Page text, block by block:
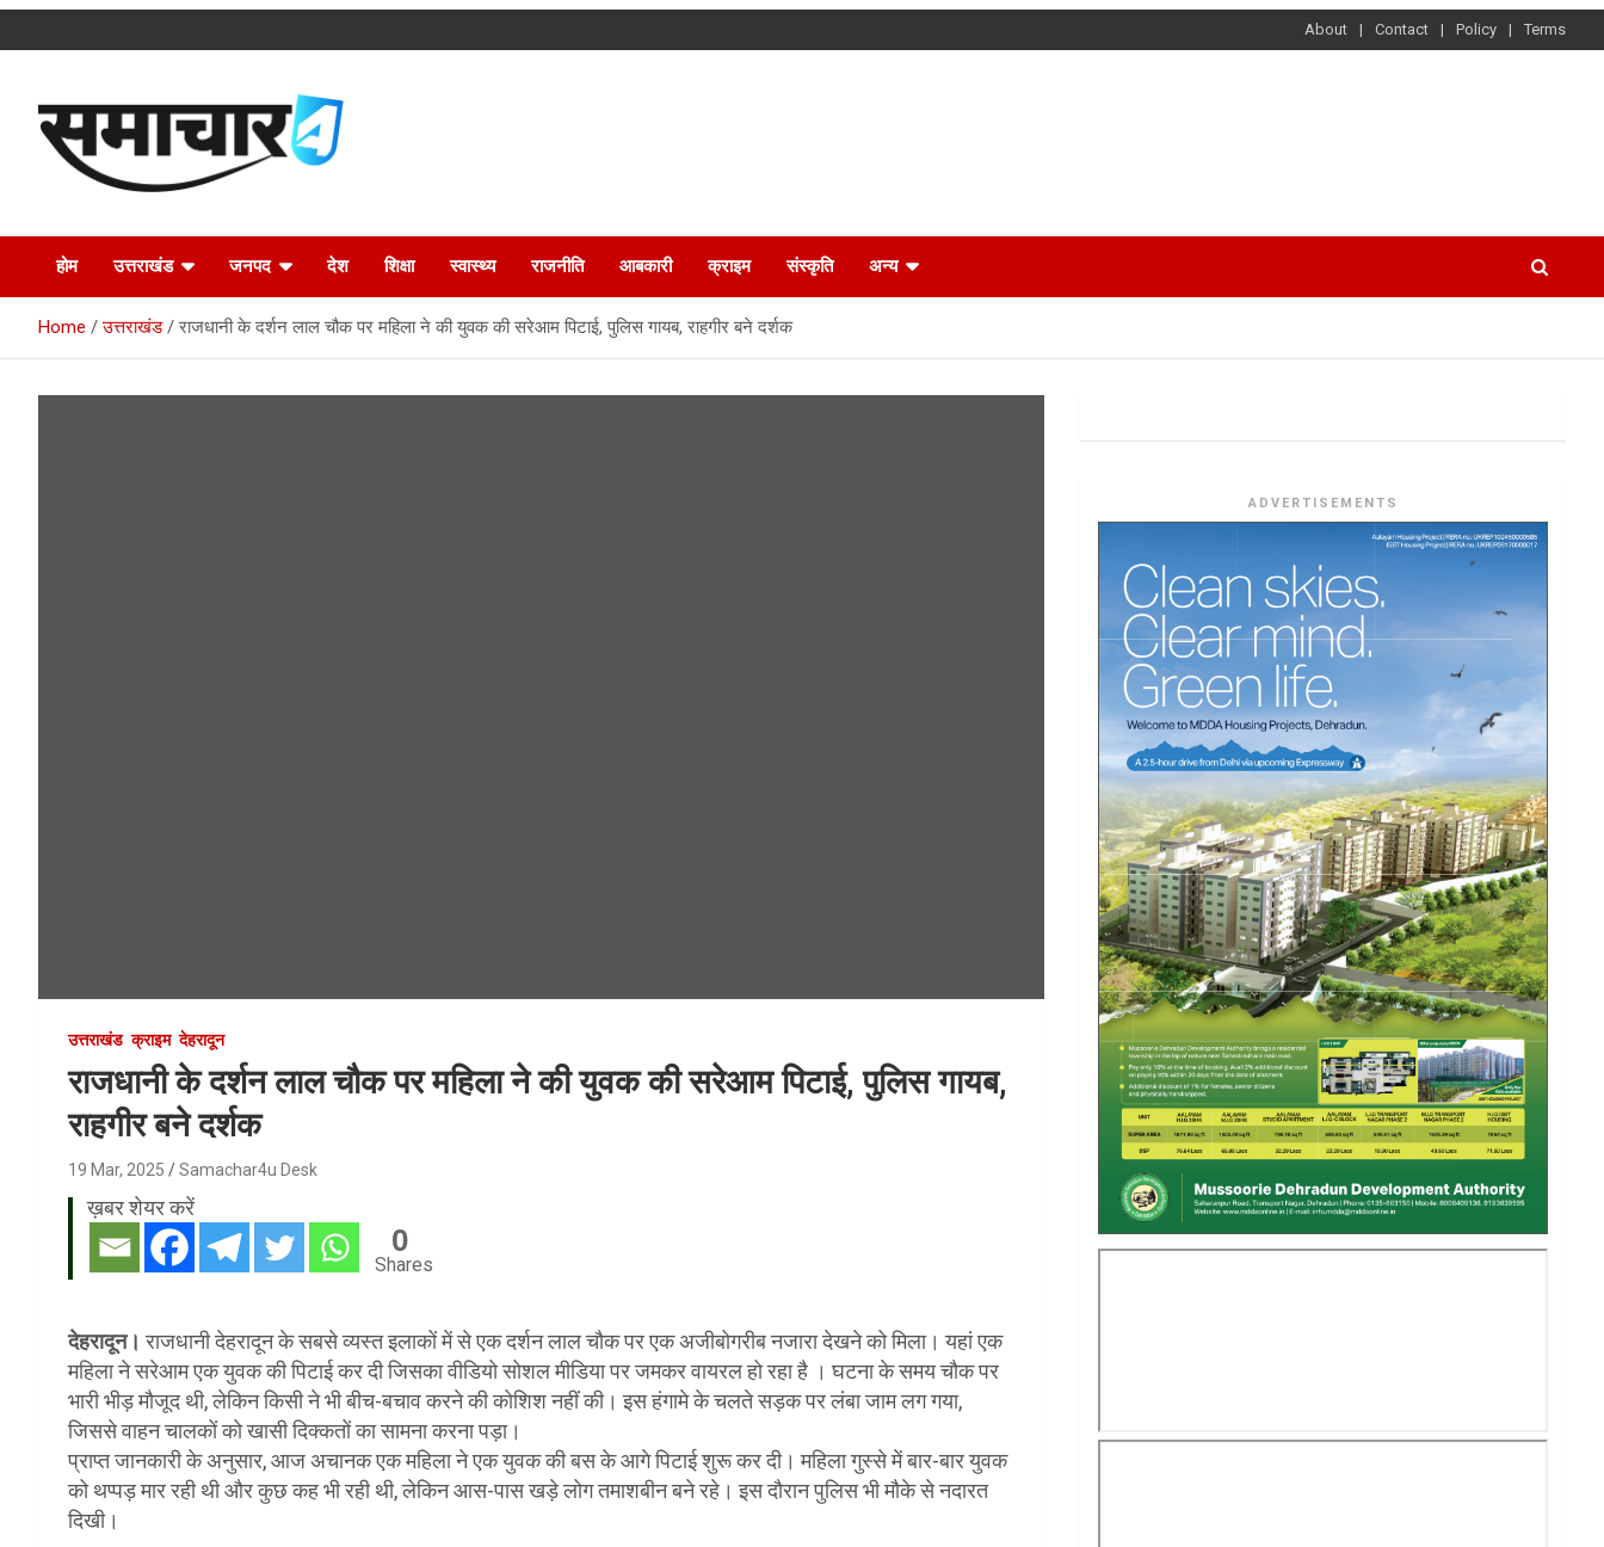
to
About Contact Policy Terms
Samachar4u
होम उत्तराखंड जनपद देश शिक्षा स्वास्थ्य राजनीति आबकारी क्राइम संस्कृति अन्य
Home उत्तराखंड राजधानी के दर्शन लाल चौक पर महिला ने की युवक की सरेआम पिटाई, पुलिस गायब, राहगीर बने दर्शक
उत्तराखंड क्राइम देहरादून
राजधानी के दर्शन लाल चौक पर महिला ने की युवक की सरेआम पिटाई, पुलिस गायब,
राहगीर बने दर्शक
19 Mar, 2025 Samachar4u Desk
ख़बर शेयर करें
0
Shares
देहरादून। राजधानी देहरादून के सबसे व्यस्त इलाकों में से एक दर्शन लाल चौक पर एक अजीबोगरीब नजारा देखने को मिला। यहां एक
महिला ने सरेआम एक युवक की पिटाई कर दी जिसका वीडियो सोशल मीडिया पर जमकर वायरल हो रहा है । घटना के समय चौक पर
भारी भीड़ मौजूद थी, लेकिन किसी ने भी बीच-बचाव करने की कोशिश नहीं की। इस हंगामे के चलते सड़क पर लंबा जाम लग गया,
जिससे वाहन चालकों को खासी दिक्कतों का सामना करना पड़ा।
प्राप्त जानकारी के अनुसार, आज अचानक एक महिला ने एक युवक की बस के आगे पिटाई शुरू कर दी। महिला गुस्से में बार-बार युवक
को थप्पड़ मार रही थी और कुछ कह भी रही थी, लेकिन आस-पास खड़े लोग तमाशबीन बने रहे। इस दौरान पुलिस भी मौके से नदारत
दिखी।
ADVERTISEMENTS